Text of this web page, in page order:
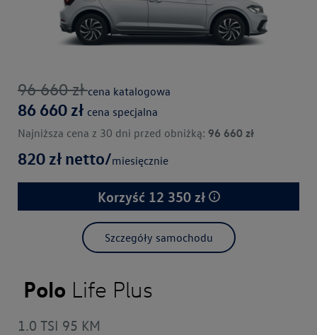
96 660zł cena katalogowa
86 660 zł cena specjalna
Najniższa cena z 30 dni przed obniżką: 96 660 zł
820 zł netto/miesięcznie
Korzyść 12 350zł
Szczegóły samochodu
Polo Life Plus
1.0 TSI 95 KM